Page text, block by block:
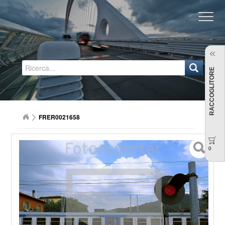
Regione Emilia-Romagna
FRER0021658
RACCOGLITORE
0